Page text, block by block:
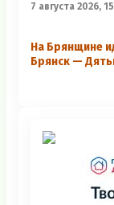
7 августа 2026,
На Брянщине
Брянск —